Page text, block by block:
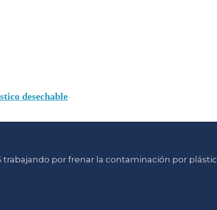
desechable
trabajando por frenar la contaminación por